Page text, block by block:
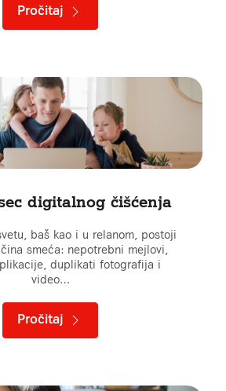
Pročitaj
digitalnog čišćenja
baš kao i u relanom, postoji
smeća: nepotrebni mejlovi,
duplikati fotografija i
video…
Pročitaj